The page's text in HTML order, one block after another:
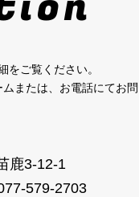
をご覧ください。
または、お電話にてお問
鹿3-12-1
579-2703